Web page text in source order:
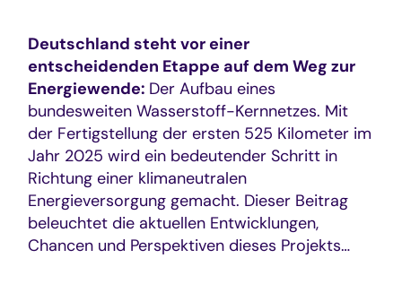
Deutschland steht vor einer
entscheidenden Etappe auf dem Weg zur
Energiewende: Der Aufbau eines
bundesweiten Wasserstoff-Kernnetzes. Mit
der Fertigstellung der ersten 525 Kilometer im
Jahr 2025 wird ein bedeutender Schritt in
Richtung einer klimaneutralen
Energieversorgung gemacht. Dieser Beitrag
beleuchtet die aktuellen Entwicklungen,
Chancen und Perspektiven dieses Projekts…